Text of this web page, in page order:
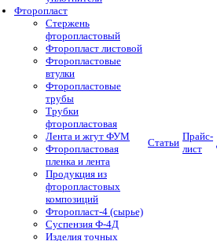
Фторопласт
Стержень
фторопластовый
Фторопласт листовой
Фторопластовые
втулки
Фторопластовые
трубы
Трубки
фторопластовая
Лента и жгут ФУМ
Фторопластовая
пленка и лента
Продукция из
фторопластовых
композиций
Фторопласт-4 (сырье)
Суспензия Ф-4Д
Изделия точных
Статьи
Прайс-
лист